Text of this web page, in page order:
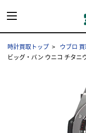
時計買取トップ ウブロ
ビッグ・バン ウニコ チタニ